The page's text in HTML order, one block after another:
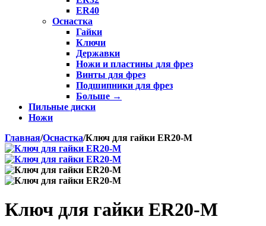
ER40
Оснастка
Гайки
Ключи
Державки
Ножи и пластины для фрез
Винты для фрез
Подшипники для фрез
Больше →
Пильные диски
Ножи
Главная/Оснастка/Ключ для гайки ER20-M
Ключ для гайки ER20-M